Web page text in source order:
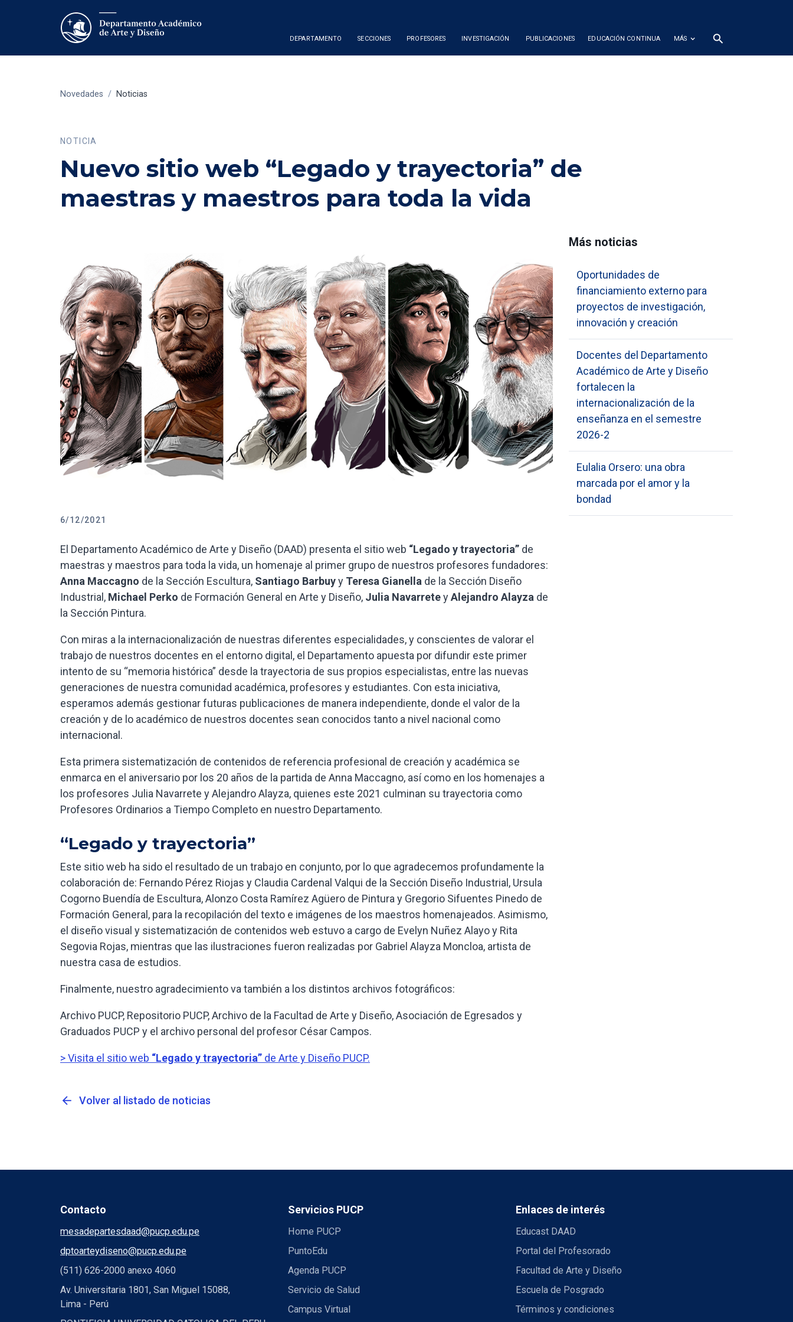
DEPARTAMENTO SECCIONES PROFESORES INVESTIGACIÓN PUBLICACIONES EDUCACIÓN CONTINUA MÁS search
Novedades / Noticias
NOTICIA
Nuevo sitio web “Legado y trayectoria” de
maestras y maestros para toda la vida
6/12/2021
El Departamento Académico de Arte y Diseño (DAAD) presenta el sitio web “Legado y trayectoria” de
maestras y maestros para toda la vida, un homenaje al primer grupo de nuestros profesores fundadores:
Anna Maccagno de la Sección Escultura, Santiago Barbuyy Teresa Gianella de la Sección Diseño
Industrial, Michael Perko de Formación General en Arte y Diseño, Julia NavarreteyAlejandro Alayza de
la Sección Pintura.
Con miras a la internacionalización de nuestras diferentes especialidades, y conscientes de valorar el
trabajo de nuestros docentes en el entorno digital, el Departamento apuesta por difundir este primer
intento de su “memoria histórica” desde la trayectoria de sus propios especialistas, entre las nuevas
generaciones de nuestra comunidad académica, profesores y estudiantes. Con esta iniciativa,
esperamos además gestionar futuras publicaciones de manera independiente, donde el valor de la
creación y de lo académico de nuestros docentes sean conocidos tanto a nivel nacional como
internacional.
Esta primera sistematización de contenidos de referencia profesional de creación y académica se
enmarca en el aniversario por los 20 años de la partida de Anna Maccagno, así como en los homenajes a
los profesores Julia Navarrete y Alejandro Alayza, quienes este 2021 culminan su trayectoria como
Profesores Ordinarios a Tiempo Completo en nuestro Departamento.
“Legado y trayectoria”
Este sitio web ha sido el resultado de un trabajo en conjunto, por lo que agradecemos profundamente la
colaboración de: Fernando Pérez Riojas y Claudia Cardenal Valqui de la Sección Diseño Industrial, Ursula
Cogorno Buendía de Escultura, Alonzo Costa Ramírez Agüero de Pintura y Gregorio Sifuentes Pinedo de
Formación General, para la recopilación del texto e imágenes de los maestros homenajeados. Asimismo,
el diseño visual y sistematización de contenidos web estuvo a cargo de Evelyn Nuñez Alayo y Rita
Segovia Rojas, mientras que las ilustraciones fueron realizadas por Gabriel Alayza Moncloa, artista de
nuestra casa de estudios.
Finalmente, nuestro agradecimiento va también a los distintos archivos fotográficos:
Archivo PUCP, Repositorio PUCP, Archivo de la Facultad de Arte y Diseño, Asociación de Egresados y
Graduados PUCP y el archivo personal del profesor César Campos.
> Visita el sitio web “Legado y trayectoria” de Arte y Diseño PUCP.
arrow_back Volver al listado de noticias
Más noticias
Oportunidades de
financiamiento externo para
proyectos de investigación,
innovación y creación
Docentes del Departamento
Académico de Arte y Diseño
fortalecen la
internacionalización de la
enseñanza en el semestre
2026-2
Eulalia Orsero: una obra
marcada por el amor y la
bondad
Contacto
mesadepartesdaad@pucp.edu.pe
dptoarteydiseno@pucp.edu.pe
(511) 626-2000 anexo 4060
Av. Universitaria 1801, San Miguel 15088,
Lima - Perú
Servicios PUCP
Home PUCP
PuntoEdu
Agenda PUCP
Servicio de Salud
Campus Virtual
Enlaces de interés
Educast DAAD
Portal del Profesorado
Facultad de Arte y Diseño
Escuela de Posgrado
Términos y condiciones